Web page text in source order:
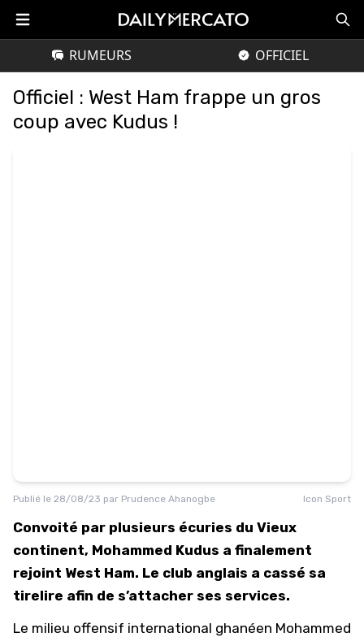
RUMEURS OFFICIEL
Officiel : West Ham frappe un gros
coup avec Kudus !
Publié le 28/08/23 par Prudence Ahanogbe Icon Sport
Convoité par plusieurs écuries du Vieux
continent, Mohammed Kudus a finalement
rejoint West Ham. Le club anglais a cassé sa
tirelire afin de s’attacher ses services.
Le milieu offensif international ghanéen Mohammed